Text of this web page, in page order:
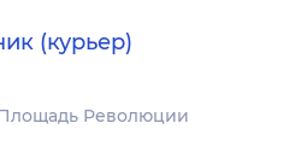
(курьер)
Революции